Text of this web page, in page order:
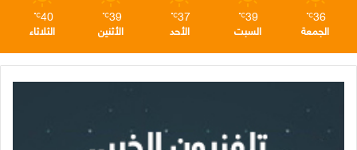
36
℃
الجمعة
39
℃
السبت
37
℃
الأحد
39
℃
الأثنين
40
℃
الثلاثاء